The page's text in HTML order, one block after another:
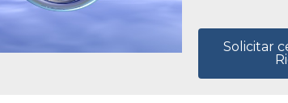
Solicitar